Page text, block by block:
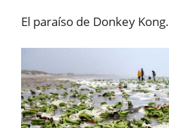
El paraíso de Donkey Kong.